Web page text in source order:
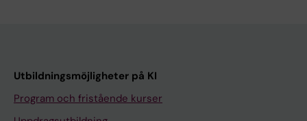
Utbildningsmöjligheter på KI
Program och fristående kurser